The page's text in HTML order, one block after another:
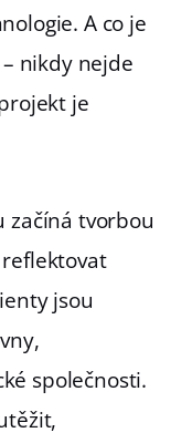
A co je
nikdy nejde
je
začíná tvorbou
jsou
společnosti.